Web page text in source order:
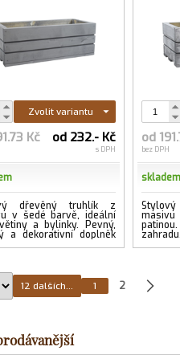
Zvolit variantu
Kč od 232.- Kč
s DPH
dřevěný truhlík z
v šedé barvě, ideální
a bylinky. Pevný,
a dekorativní doplněk
exteriér.... ...více
od
bez DPH
skladem
12 dalších... 1 2